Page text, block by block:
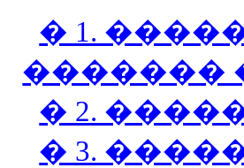
� 1.
�������
� 2.
� 3.